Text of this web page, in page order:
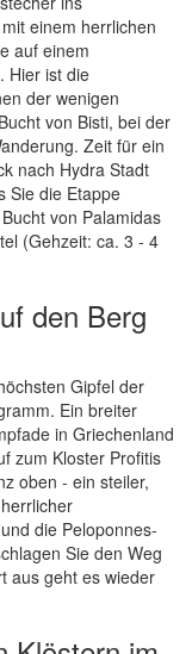
einem herrlichen
auf einem
Hier ist die
der wenigen
von Bisti, bei der
Zeit für ein
nach Hydra Stadt
Sie die Etappe
von Palamidas
(Gehzeit: ca. 3 - 4
den Berg
Gipfel der
Ein breiter
in Griechenland
zum Kloster Profitis
oben - ein steiler,
die Peloponnes-
Sie den Weg
aus geht es wieder